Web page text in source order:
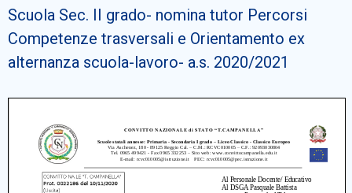
Scuola Sec. II grado- nomina tutor Percorsi
Competenze trasversali e Orientamento ex
alternanza scuola-lavoro- a.s. 2020/2021